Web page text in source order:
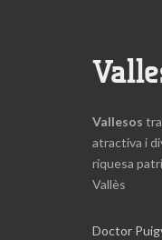
Vallesos
atractiva i
riquesa
Vallès
Doctor